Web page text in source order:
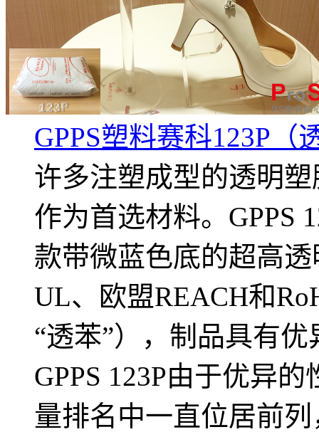
GPPS塑料赛科123P
许多注塑成型的透明塑
作为首选材料。GPPS
款带微蓝色底的超高
UL、欧盟REACH和
“透苯”），制品具有
GPPS 123P由于优异
量排名中一直位居前